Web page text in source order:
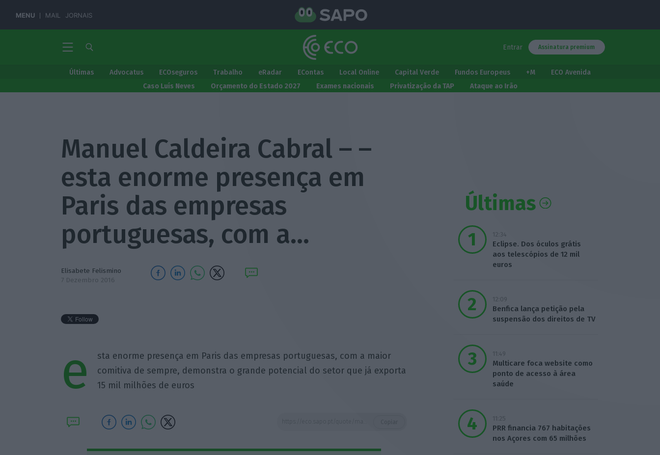
MENU MAIL JORNAIS
Entrar Assinatura premium
Últimas Advocatus ECOseguros Trabalho eRadar EContas Local Online Capital Verde Fundos Europeus +M
ECO Avenida
Caso Luís Neves
Orçamento do Estado 2027 Exames nacionais Privatização da TAP Ataque ao Irão
Manuel Caldeira Cabral – –
esta enorme presença em
Paris das empresas
portuguesas, com a…
Elisabete Felismino
7 Dezembro 2016
e
sta enorme presença em Paris das empresas portuguesas, com a maior
comitiva de sempre, demonstra o grande potencial do setor que já exporta
15 mil milhões de euros
Últimas
12:34
Eclipse. Dos óculos grátis
aos telescópios de 12 mil
euros
12:09
Benfica lança petição pela
suspensão dos direitos de TV
11:49
Multicare foca website como
ponto de acesso à área
saúde
11:25
PRR financia 767 habitações
nos Açores com 65 milhões